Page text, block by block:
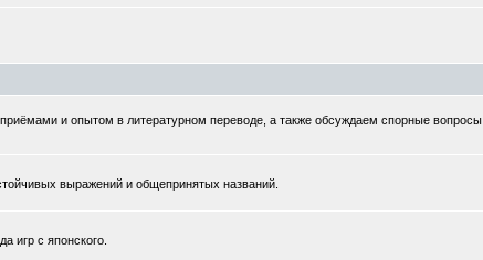
и опытом в литературном переводе, а также обсуждаем спорные вопросы
выражений и общепринятых названий.
игр с японского.